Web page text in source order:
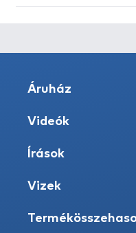
Áruház
Videók
Írások
Vizek